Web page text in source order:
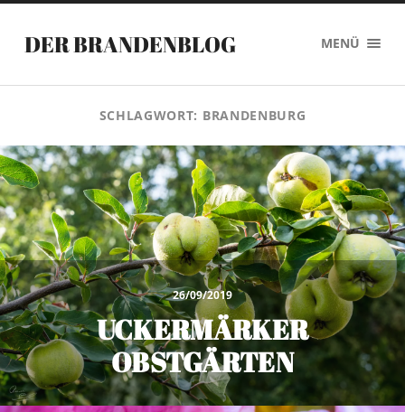
DER BRANDENBLOG MENÜ
SCHLAGWORT: BRANDENBURG
26/09/2019
UCKERMÄRKER
OBSTGÄRTEN